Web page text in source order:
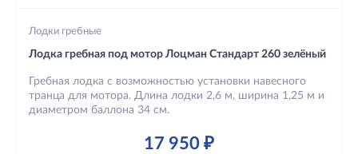
Лодки гребные
Лодка гребная под мотор Лоцман Стандарт 260 зелёный
Гребная лодка с возможностью установки навесного
транца для мотора. Длина лодки 2,6 м, ширина 1,25 м и
диаметром баллона 34 см.
17 950 ₽